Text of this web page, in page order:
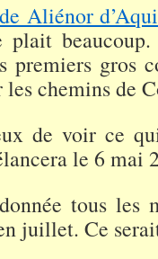
Aliénor
plait
premiers gros
chemins de
de voir ce
le 6 mai
tous les
juillet. Ce